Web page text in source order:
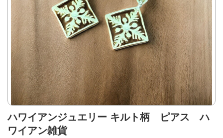
ハワイアンジュエリー キルト柄 ピアス ハ
ワイアン雑貨